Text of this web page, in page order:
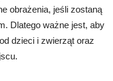
obrażenia, jeśli zostaną
Dlatego ważne jest, aby
dzieci i zwierząt oraz